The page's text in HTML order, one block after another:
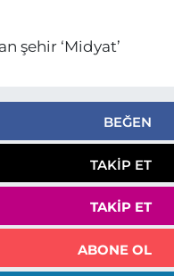
şehir ‘Midyat’
BEĞEN
TAKIP ET
TAKIP ET
ABONE OL